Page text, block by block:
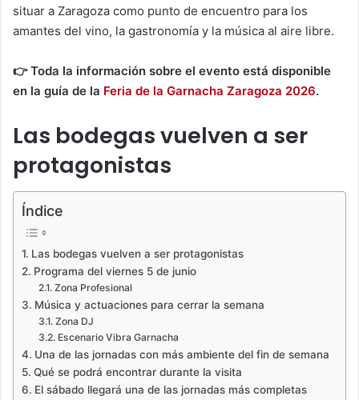
situar a Zaragoza como punto de encuentro para los
amantes del vino, la gastronomía y la música al aire libre.
👉 Toda la información sobre el evento está disponible
en la guía de la Feria de la Garnacha Zaragoza 2026.
Las bodegas vuelven a ser
protagonistas
Índice
Las bodegas vuelven a ser protagonistas
Programa del viernes 5 de junio
Zona Profesional
Música y actuaciones para cerrar la semana
Zona DJ
Escenario Vibra Garnacha
Una de las jornadas con más ambiente del fin de semana
Qué se podrá encontrar durante la visita
El sábado llegará una de las jornadas más completas